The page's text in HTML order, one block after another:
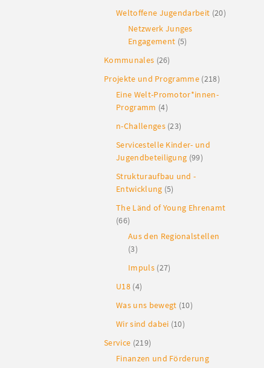
Weltoffene Jugendarbeit (20)
Netzwerk Junges
Engagement (5)
Kommunales (26)
Projekte und Programme (218)
Eine Welt-Promotor*innen-
Programm (4)
n-Challenges(23)
Servicestelle Kinder- und
Jugendbeteiligung (99)
Strukturaufbau und -
Entwicklung (5)
The Länd of Young Ehrenamt
(66)
Aus den Regionalstellen
(3)
Impuls(27)
U18(4)
Was uns bewegt (10)
Wir sind dabei (10)
Service (219)
Finanzen und Förderung